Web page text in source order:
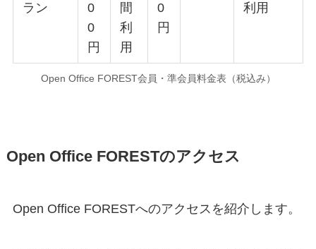
ラン
0
0
円
間
利
用
0
円
利用
Open Office FOREST会員・準会員料金表（税込み）
Open Office FORESTのアクセス
Open Office FORESTへのアクセスを紹介します。